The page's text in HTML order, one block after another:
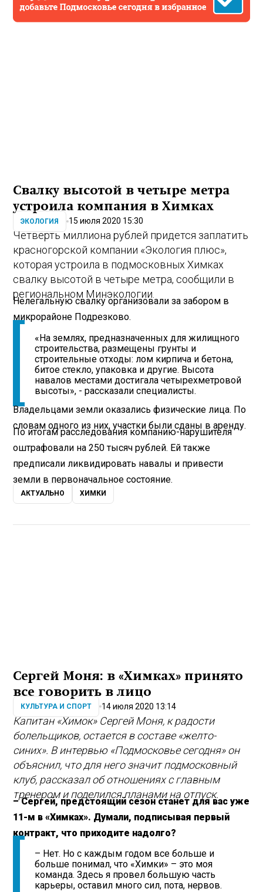
Свалку высотой в четыре метра
устроила компания в Химках
ЭКОЛОГИЯ 15 июля 2020 15:30
Четверть миллиона рублей придется заплатить
красногорской компании «Экология плюс»,
которая устроила в подмосковных Химках
свалку высотой в четыре метра, сообщили в
региональном Минэкологии.
Нелегальную свалку организовали за забором в
микрорайоне Подрезково.
«На землях, предназначенных для жилищного
строительства, размещены грунты и
строительные отходы: лом кирпича и бетона,
битое стекло, упаковка и другие. Высота
навалов местами достигала четырехметровой
высоты», - рассказали специалисты.
Владельцами земли оказались физические лица. По
словам одного из них, участки были сданы в аренду.
По итогам расследования компанию-нарушителя
оштрафовали на 250 тысяч рублей. Ей также
предписали ликвидировать навалы и привести
земли в первоначальное состояние.
АКТУАЛЬНО ХИМКИ
Сергей Моня: в «Химках» принято
все говорить в лицо
КУЛЬТУРА И СПОРТ 14 июля 2020 13:14
Капитан «Химок» Сергей Моня, к радости
болельщиков, остается в составе «желто-
синих». В интервью «Подмосковье сегодня» он
объяснил, что для него значит подмосковный
клуб, рассказал об отношениях с главным
тренером и поделился планами на отпуск.
– Сергей, предстоящий сезон станет для вас уже
11-м в «Химках». Думали, подписывая первый
контракт, что приходите надолго?
– Нет. Но с каждым годом все больше и
больше понимал, что «Химки» – это моя
команда. Здесь я провел большую часть
карьеры, оставил много сил, пота, нервов.